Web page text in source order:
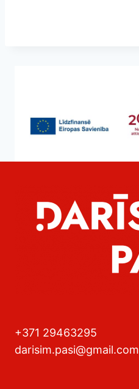
+371 29463295
darisim.pasi@gmail.com